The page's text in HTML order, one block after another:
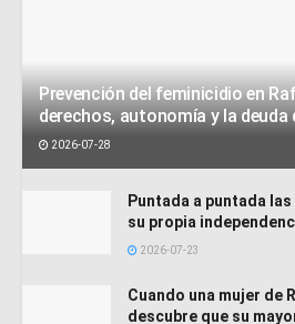
Prevención del feminicidio en
derechos, autonomía y la deuda
2026-07-28
Puntada a puntada
su propia
2026-07-23
Cuando una mujer de
descubre que su